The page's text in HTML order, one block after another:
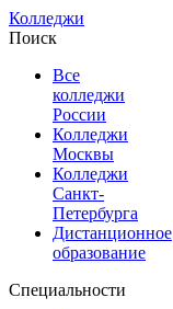
Колледжи
Поиск
Все
колледжи
России
Колледжи
Москвы
Колледжи
Санкт-
Петербурга
Дистанционное
образование
Специальности